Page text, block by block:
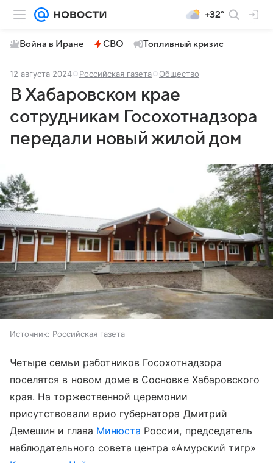
+32°
Война в Иране СВО Топливный кризис
12 августа 2024 Российская газета Общество
В Хабаровском крае
сотрудникам Госохотнадзора
передали новый жилой дом
Источник: Российская газета
Четыре семьи работников Госохотнадзора
поселятся в новом доме в Сосновке Хабаровского
края. На торжественной церемонии
присутствовали врио губернатора Дмитрий
Демешин и глава Минюста России, председатель
наблюдательного совета центра «Амурский тигр»